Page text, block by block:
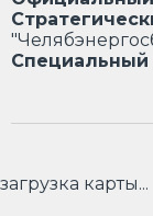
Специальный
загрузка карты...